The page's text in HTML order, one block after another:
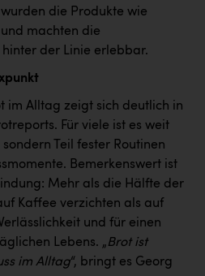
die Produkte wie
machten die
der Linie erlebbar.
im Alltag zeigt sich deutlich in
Für viele ist es weit
Teil fester Routinen
Bemerkenswert ist
Mehr als die Hälfte der
Kaffee verzichten als auf
und für einen
Lebens. „Brot ist
im Alltag“, bringt es Georg